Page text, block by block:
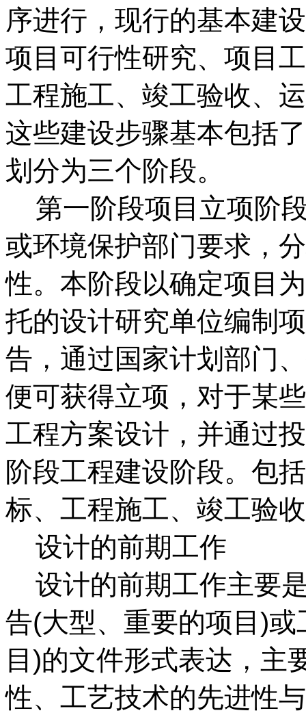
序进行，现行的基本建
项目可行性研究、项目
工程施工、竣工验收、
这些建设步骤基本包括
划分为三个阶段。
第一阶段项目立项阶
或环境保护部门要求，
性。本阶段以确定项目
托的设计研究单位编制
告，通过国家计划部门
便可获得立项，对于某
工程方案设计，并通过
阶段工程建设阶段。包
标、工程施工、竣工验
设计的前期工作
设计的前期工作主要
告(大型、重要的项目)
目)的文件形式表达，主
性、工艺技术的先进性